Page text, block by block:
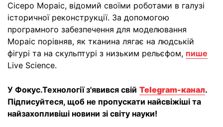
Сісеро Мораіс, відомий своїми роботами в галузі
історичної реконструкції. За допомогою
програмного забезпечення для моделювання
Мораіс порівняв, як тканина лягає на людській
фігурі та на скульптурі з низьким рельєфом, пише
Live Science.
У Фокус.Технології з'явився свій Telegram-канал.
Підписуйтеся, щоб не пропускати найсвіжіші та
найзахопливіші новини зі світу науки!